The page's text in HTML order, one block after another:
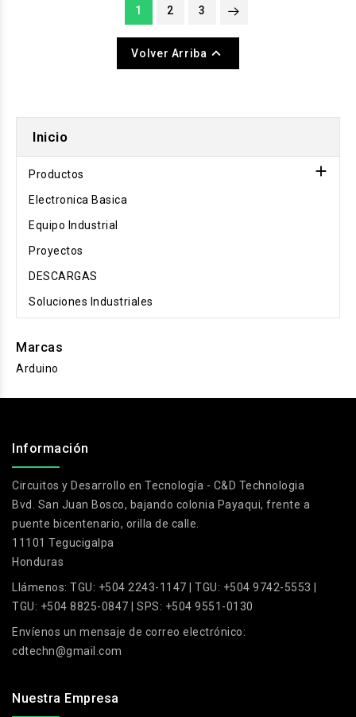
1 2 3
Volver Arriba 
Inicio
Productos 
Electronica Basica
Equipo Industrial
Proyectos
DESCARGAS
Soluciones Industriales
Marcas
Arduino
Información
Circuitos y Desarrollo en Tecnología - C&D Technologia
Bvd. San Juan Bosco, bajando colonia Payaqui, frente a
puente bicentenario, orilla de calle.
11101 Tegucigalpa
Honduras
Llámenos: TGU: +504 2243-1147 | TGU: +504 9742-5553 |
TGU: +504 8825-0847 | SPS: +504 9551-0130
Envíenos un mensaje de correo electrónico:
cdtechn@gmail.com
Nuestra Empresa